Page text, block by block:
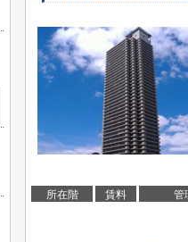
所在階 賃料 管